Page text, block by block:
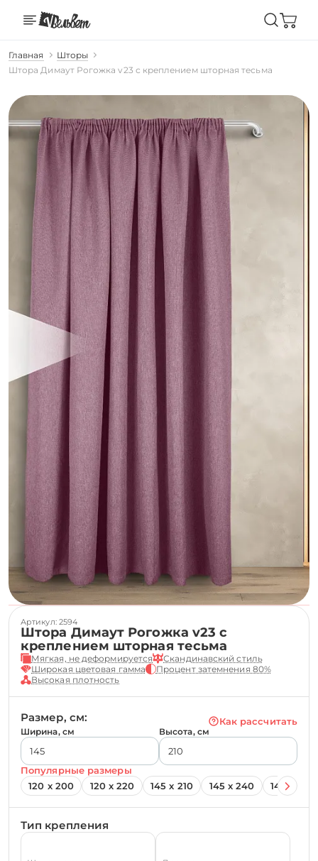
Главная
Шторы
Штора Димаут Рогожка v23 с креплением шторная тесьма
Артикул: 2594
Штора Димаут Рогожка v23 с
креплением шторная тесьма
Мягкая, не деформируется
Скандинавский стиль
Широкая цветовая гамма
Процент затемнения 80%
Высокая плотность
Размер, см: Как рассчитать
Ширина, см Высота, см
Популярные размеры
120 х 200
120 х 220 145 х 210 145 х 240 145 х 260
Тип крепления